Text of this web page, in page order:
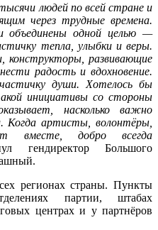
людей по всей стране и
через трудные времена.
одной целью —
тепла, улыбки и веры.
конструкторы, развивающие
радость и вдохновение.
души. Хотелось бы
инициативы со стороны
насколько важно
Когда артисты, волонтёры,
вместе, добро всегда
гендиректор Большого
регионах страны. Пункты
партии, штабах
центрах и у партнёров